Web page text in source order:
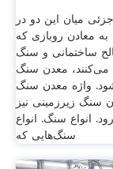
میان این دو در
معادن روبازی که
ساختمانی و سنگ
می‌کنند، معدن سنگ
واژه معدن سنگ
سنگ زیرزمینی نیز
انواع سنگ. انواع
سنگ‌هایی که